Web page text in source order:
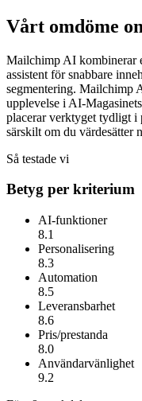
Vårt omdöme
Mailchimp AI kombinerar
assistent för snabbare
segmentering. Mailchimp
upplevelse i AI-
placerar verktyget tydligt
särskilt om du värdesätter
Så testade vi
Betyg per kriterium
AI-funktioner
8.1
Personalisering
8.3
Automation
8.5
Leveransbarhet
8.6
Pris/prestanda
8.0
Användarvänlighet
9.2